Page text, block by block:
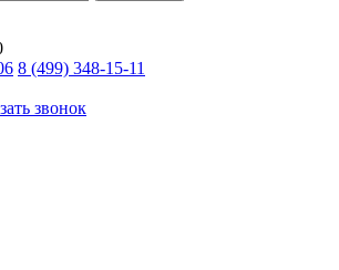
8 (499) 348-15-11
звонок